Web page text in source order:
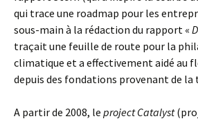
qui trace une roadmap pour les
sous-main à la rédaction du rapport «
traçait une feuille de route pour la
climatique et a effectivement aidé au
depuis des fondations provenant de la
A partir de 2008, le project Catalyst